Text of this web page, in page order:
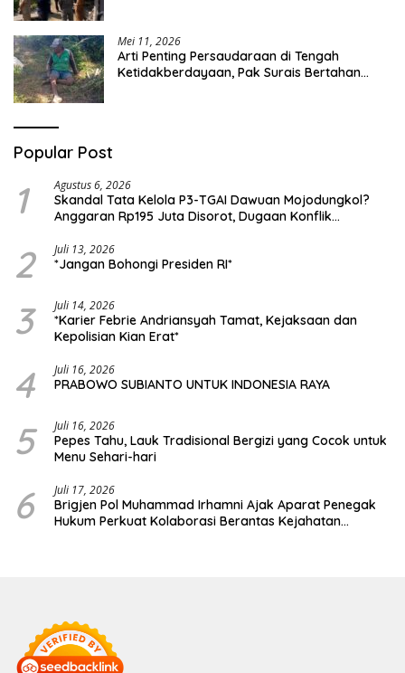
Mei 11, 2026
Arti Penting Persaudaraan di Tengah
Ketidakberdayaan, Pak Surais Bertahan
Popular Post
1 Agustus 6, 2026
Skandal Tata Kelola P3-TGAI Dawuan Mojodungkol?
Anggaran Rp195 Juta Disorot, Dugaan Konflik
2 Juli 13, 2026
*Jangan Bohongi Presiden RI*
3 Juli 14, 2026
*Karier Febrie Andriansyah Tamat, Kejaksaan dan
Kepolisian Kian Erat*
4 Juli 16, 2026
PRABOWO SUBIANTO UNTUK INDONESIA RAYA
5 Juli 16, 2026
Pepes Tahu, Lauk Tradisional Bergizi yang Cocok untuk
Menu Sehari-hari
6 Juli 17, 2026
Brigjen Pol Muhammad Irhamni Ajak Aparat Penegak
Hukum Perkuat Kolaborasi Berantas Kejahatan